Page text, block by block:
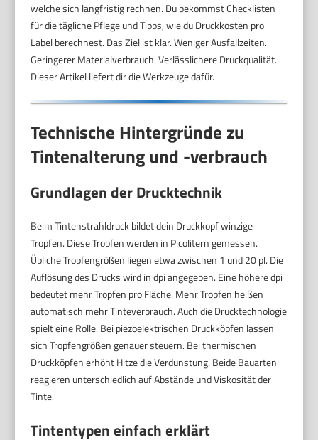
welche sich langfristig rechnen. Du bekommst Checklisten
für die tägliche Pflege und Tipps, wie du Druckkosten pro
Label berechnest. Das Ziel ist klar. Weniger Ausfallzeiten.
Geringerer Materialverbrauch. Verlässlichere Druckqualität.
Dieser Artikel liefert dir die Werkzeuge dafür.
Technische Hintergründe zu
Tintenalterung und -verbrauch
Grundlagen der Drucktechnik
Beim Tintenstrahldruck bildet dein Druckkopf winzige
Tropfen. Diese Tropfen werden in Picolitern gemessen.
Übliche Tropfengrößen liegen etwa zwischen 1 und 20 pl. Die
Auflösung des Drucks wird in dpi angegeben. Eine höhere dpi
bedeutet mehr Tropfen pro Fläche. Mehr Tropfen heißen
automatisch mehr Tinteverbrauch. Auch die Drucktechnologie
spielt eine Rolle. Bei piezoelektrischen Druckköpfen lassen
sich Tropfengrößen genauer steuern. Bei thermischen
Druckköpfen erhöht Hitze die Verdunstung. Beide Bauarten
reagieren unterschiedlich auf Abstände und Viskosität der
Tinte.
Tintentypen einfach erklärt